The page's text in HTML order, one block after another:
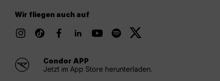
Wir fliegen auch auf
Condor APP
Jetzt im App Store herunterladen.